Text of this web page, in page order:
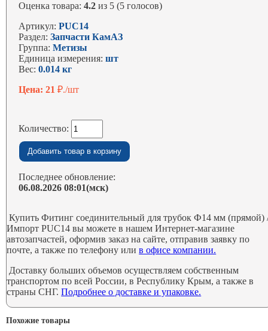
Оценка товара:4.2 из 5 (5 голосов)
Артикул:PUC14
Раздел:Запчасти КамАЗ
Группа:Метизы
Единица измерения:шт
Вес:0.014 кг
Цена: 21₽./шт
Количество:
Последнее обновление:
06.08.2026 08:01(мск)
Купить Фитинг соединительный для трубок Ф14 мм (прямой)
Импорт PUC14 вы можете в нашем Интернет-магазине
автозапчастей, оформив заказ на сайте, отправив заявку по
почте, а также по телефону илив офисе компании.
Доставку больших объемов осуществляем собственным
транспортом по всей России, в Республику Крым, а также в
страны СНГ.Подробнее о доставке и упаковке.
Похожие товары